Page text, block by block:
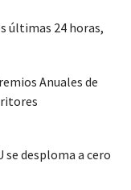
últimas 24 horas,
Anuales de
se desploma a cero